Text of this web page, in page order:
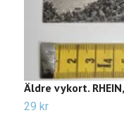
Äldre vykort. RHEIN,
29 kr